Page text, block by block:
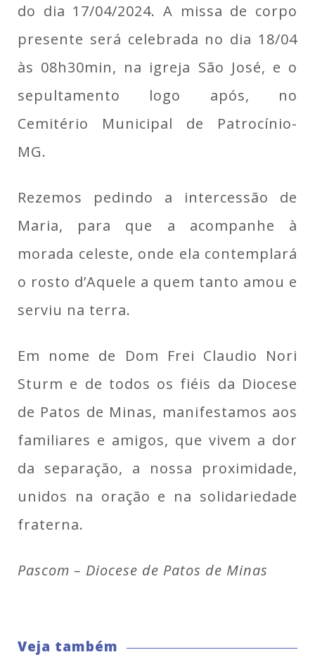
do dia 17/04/2024. A missa de corpo
presente será celebrada no dia 18/04
às 08h30min, na igreja São José, e o
sepultamento logo após, no
Cemitério Municipal de Patrocínio-
MG.
Rezemos pedindo a intercessão de
Maria, para que a acompanhe à
morada celeste, onde ela contemplará
o rosto d’Aquele a quem tanto amou e
serviu na terra.
Em nome de Dom Frei Claudio Nori
Sturm e de todos os fiéis da Diocese
de Patos de Minas, manifestamos aos
familiares e amigos, que vivem a dor
da separação, a nossa proximidade,
unidos na oração e na solidariedade
fraterna.
Pascom – Diocese de Patos de Minas
Veja também